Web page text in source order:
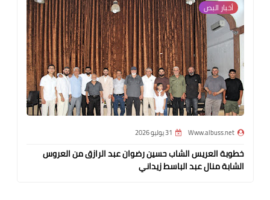
أخبار البص
Www.albuss.net 31 يوليو 2026
خطوبة العريس الشاب حسين رضوان عبد الرازق من العروس
الشابة منال عبد الباسط زيداني